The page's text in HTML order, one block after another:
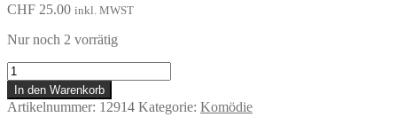
CHF 25.00 inkl. MWST
Nur noch 2 vorrätig
Mein
verschärftes
Wochenende
Menge
In den Warenkorb
Artikelnummer: 12914 Kategorie: Komödie